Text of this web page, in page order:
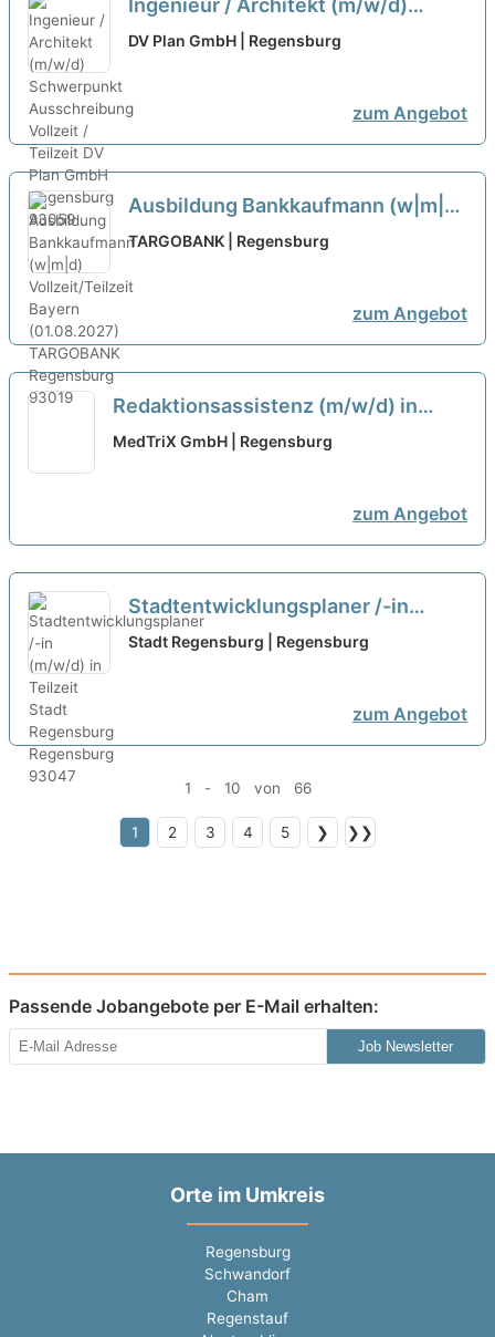
Ingenieur / Architekt (m/w/d)
Schwerpunkt Ausschreibung
DV Plan GmbH | Regensburg
zum Angebot
Ausbildung Bankkaufmann (w|m|d)
Vollzeit/Teilzeit Bayern
TARGOBANK | Regensburg
zum Angebot
Redaktionsassistenz (m/w/d) in
Teilzeit neu
MedTriX GmbH | Regensburg
zum Angebot
Stadtentwicklungsplaner /-in
(m/w/d) in Teilzeit neu
Stadt Regensburg | Regensburg
zum Angebot
1 - 10 von 66
1 2 3 4 5 ❯ ❯❯
Passende Jobangebote per E-Mail erhalten:
Job Newsletter
Orte im Umkreis
Regensburg
Schwandorf
Cham
Regenstauf